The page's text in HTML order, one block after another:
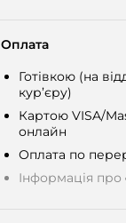
Оплата
Готівкою (на
кур’єру)
Картою VISA/
онлайн
Оплата по
Інформація про